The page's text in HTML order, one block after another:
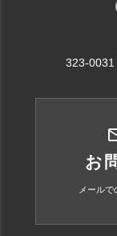
323-0031
お
メール